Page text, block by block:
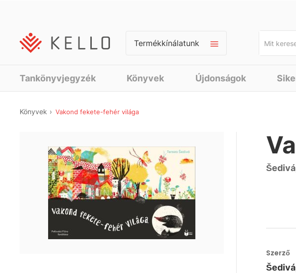
Termékkínálatunk
Tankönyvjegyzék Könyvek Újdonságok
Könyvek Vakond fekete-fehér világa
Szerző